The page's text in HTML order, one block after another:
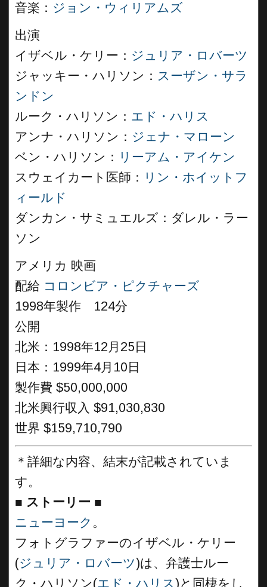
音楽： ジョン・ウィリアムズ
出演
イザベル・ケリー： ジュリア・ロバーツ
ジャッキー・ハリソン： スーザン・サラ
ンドン
ルーク・ハリソン： エド・ハリス
アンナ・ハリソン： ジェナ・マローン
ベン・ハリソン： リーアム・アイケン
スウェイカート医師： リン・ホイットフ
ィールド
ダンカン・サミュエルズ：ダレル・ラー
ソン
アメリカ 映画
配給 コロンビア・ピクチャーズ
1998年製作 124分
公開
北米：1998年12月25日
日本：1999年4月10日
製作費 $50,000,000
北米興行収入 $91,030,830
世界 $159,710,790
＊詳細な内容、結末が記載されていま
す。
■ ストーリー ■
ニューヨーク 。
フォトグラファーのイザベル・ケリー
(ジュリア・ロバーツ)は、弁護士ルー
ク・ハリソン(エド・ハリス)と同棲をし